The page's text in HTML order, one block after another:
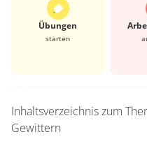
Übungen
starten
Inhaltsverzeichnis zum
Gewittern